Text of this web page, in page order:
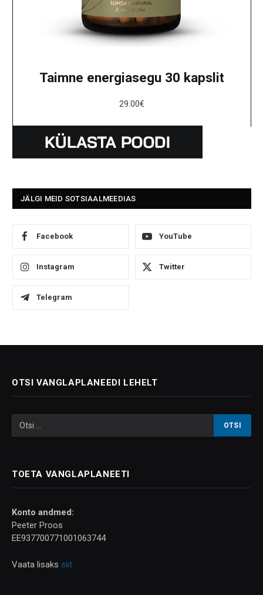
Taimne energiasegu 30 kapslit
29.00€
JÄLGI MEID SOTSIAALMEEDIAS
Facebook YouTube
Instagram Twitter
Telegram
OTSI VANGLAPLANEEDI LEHELT
TOETA VANGLAPLANEETI
Konto andmed:
Peeter Proos
EE937700771001063744
Vaata lisaks siit